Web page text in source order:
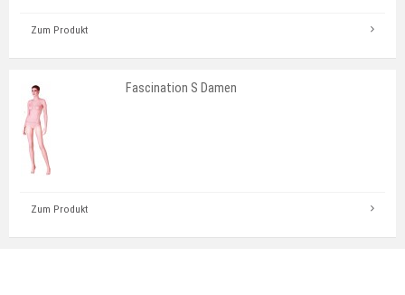
Zum Produkt
Fascination S Damen
Zum Produkt